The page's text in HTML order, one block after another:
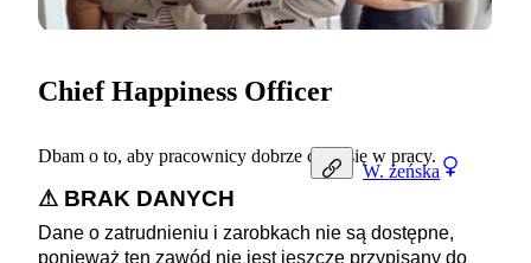
W. żeńska
Chief Happiness Officer
Dbam o to, aby pracownicy dobrze czuli się w pracy.
⚠ BRAK DANYCH
Dane o zatrudnieniu i zarobkach nie są dostępne,
ponieważ ten zawód nie jest jeszcze przypisany do